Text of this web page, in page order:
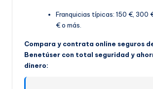
Franquicias típicas: 150 €, 300
€ o más.
Compara y contrata online seguros
Benetúser con total seguridad y
dinero: